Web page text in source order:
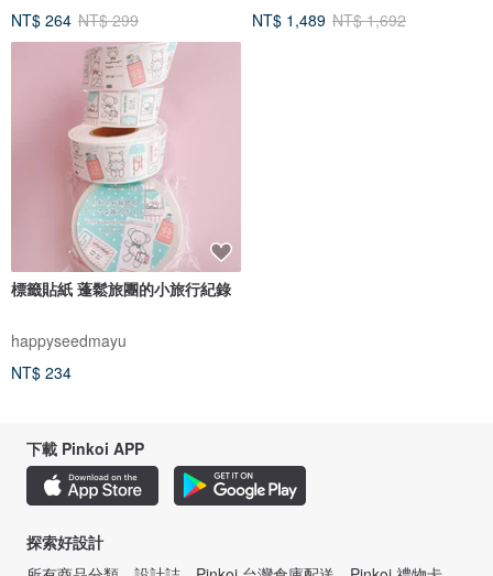
NT$ 264 NT$ 299
NT$ 1,489 NT$ 1,692
標籤貼紙 蓬鬆旅團的小旅行紀錄
happyseedmayu
NT$ 234
下載 Pinkoi APP
探索好設計